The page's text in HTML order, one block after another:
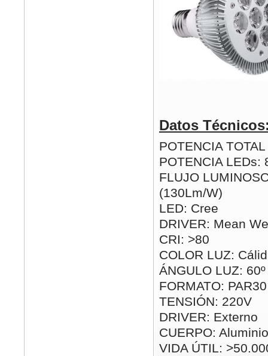
Datos
POTENCIA
POTENCIA LEDs:
FLUJO
(130Lm/W)
LED: Cree
DRIVER: Mean
CRI: >80
COLOR LUZ:
ÁNGULO LUZ: 60º
FORMATO:
TENSIÓN: 220V
DRIVER: Externo
CUERPO: Aluminio
VIDA ÚTIL: